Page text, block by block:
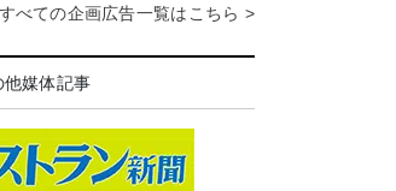
すべての企画広告一覧はこちら >
他媒体記事